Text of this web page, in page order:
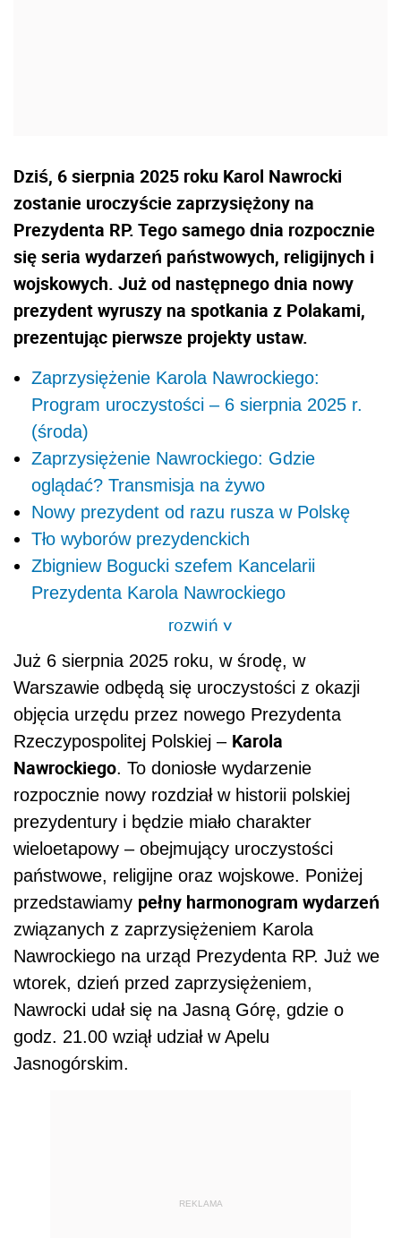
Dziś, 6 sierpnia 2025 roku Karol Nawrocki
zostanie uroczyście zaprzysiężony na
Prezydenta RP. Tego samego dnia rozpocznie
się seria wydarzeń państwowych, religijnych i
wojskowych. Już od następnego dnia nowy
prezydent wyruszy na spotkania z Polakami,
prezentując pierwsze projekty ustaw.
Zaprzysiężenie Karola Nawrockiego:
Program uroczystości – 6 sierpnia 2025 r.
(środa)
Zaprzysiężenie Nawrockiego: Gdzie
oglądać? Transmisja na żywo
Nowy prezydent od razu rusza w Polskę
Tło wyborów prezydenckich
Zbigniew Bogucki szefem Kancelarii
Prezydenta Karola Nawrockiego
rozwiń>
Już 6 sierpnia 2025 roku, w środę, w
Warszawie odbędą się uroczystości z okazji
objęcia urzędu przez nowego Prezydenta
Rzeczypospolitej Polskiej – Karola
Nawrockiego. To doniosłe wydarzenie
rozpocznie nowy rozdział w historii polskiej
prezydentury i będzie miało charakter
wieloetapowy – obejmujący uroczystości
państwowe, religijne oraz wojskowe. Poniżej
przedstawiamy pełny harmonogram wydarzeń
związanych z zaprzysiężeniem Karola
Nawrockiego na urząd Prezydenta RP. Już we
wtorek, dzień przed zaprzysiężeniem,
Nawrocki udał się na Jasną Górę, gdzie o
godz. 21.00 wziął udział w Apelu
Jasnogórskim.
REKLAMA